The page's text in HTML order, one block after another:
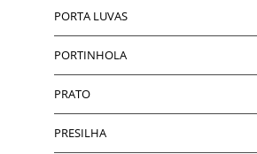
PORTA LUVAS
PORTINHOLA
PRATO
PRESILHA